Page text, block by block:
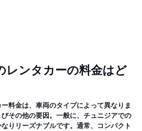
レンタカーの料金はど
料金は、車両のタイプによって異なりま
その他の要因。一般に、チュニジアでの
りリーズナブルです。通常、コンパクト